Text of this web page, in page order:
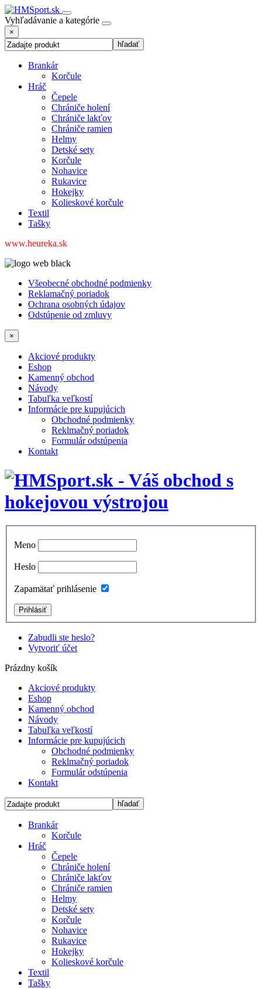
Vyhľadávanie a kategórie
×
Brankár
Korčule
Hráč
Čepele
Chrániče holení
Chrániče lakťov
Chrániče ramien
Helmy
Detské sety
Korčule
Nohavice
Rukavice
Hokejky
Kolieskové korčule
Textil
Tašky
www.heureka.sk
Všeobecné obchodné podmienky
Reklamačný poriadok
Ochrana osobných údajov
Odstúpenie od zmluvy
×
Akciové produkty
Eshop
Kamenný obchod
Návody
Tabuľka veľkostí
Informácie pre kupujúcich
Obchodné podmienky
Reklmačný poriadok
Formulár odstúpenia
Kontakt
Meno
Heslo
Zapamätať prihlásenie
Zabudli ste heslo?
Vytvoriť účet
Prázdny košík
Akciové produkty
Eshop
Kamenný obchod
Návody
Tabuľka veľkostí
Informácie pre kupujúcich
Obchodné podmienky
Reklmačný poriadok
Formulár odstúpenia
Kontakt
Brankár
Korčule
Hráč
Čepele
Chrániče holení
Chrániče lakťov
Chrániče ramien
Helmy
Detské sety
Korčule
Nohavice
Rukavice
Hokejky
Kolieskové korčule
Textil
Tašky